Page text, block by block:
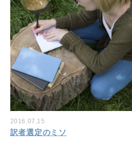
2016.07.15
訳者選定のミソ